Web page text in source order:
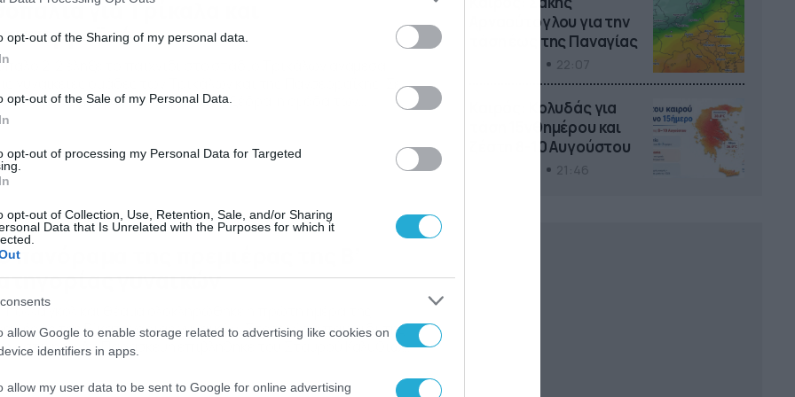
opt-out of the Sharing of my personal data.
opt-out of the Sale of my Personal Data.
opt-out of processing my Personal Data for Targeted
opt-out of Collection, Use, Retention, Sale, and/or Sharing
Data that Is Unrelated with the Purposes for which it
allow Google to enable storage related to advertising like cookies on
identifiers in apps.
allow my user data to be sent to Google for online advertising
για Τρίκαλα και
2-2 έληξε το παιχνίδι στο στάδιο Τρικάλων ανάμεσα
γυναικείες ομάδες των Τρικάλων και της Πανσερραϊκής. Σε
καλό ματς με αρκετό κόσμο στην εξέδρα, η ομάδα των
έχασε αρκετές ευκαιρίες να κερδίσει το παιχνίδι μέχρι
Γιουβρή),Καρπούζα,Κορδέλα. Πανσερραϊκή:
[…]
2014 01:20
πανόραμα της πρεμιέρας της Β’
γυναικών
γκολ και θέαμα ολοκληρώθηκε η πρώτη ημέρα της
της Β’ κατηγορίας γυναικών. Στο πρώτο παιχνίδι της
η Αγ. Παρασκευή επιβλήθηκε του Σταυρού Καλυθιών
4-1. Οι γηπεδούχες άνοιξαν από νωρίς το σκορ, καθώς στο 8′ η
έκανε το 1-0, ενώ στο 38′ η Κορομπίλα έκανε το 2-0
Αρναούτογλου για την
τάση έως της Παναγίας
Καιρός: Κολυδάς για
τάση 15νθημέρου και
ζέστη 8-10 Αυγούστου